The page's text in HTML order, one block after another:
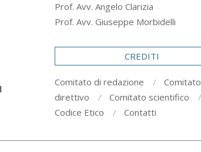
Prof. Avv. Angelo Clarizia
Prof. Avv. Giuseppe Morbidelli
CREDITI
Comitato di redazione
Comitato
direttivo
Comitato scientifico
Codice Etico
Contatti